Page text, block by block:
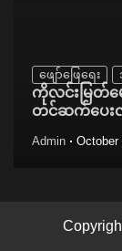
ဖျော်ဖြေရေး
ကိုလင်းမြတ်မ
တင်ဆက်ပေ
Admin October